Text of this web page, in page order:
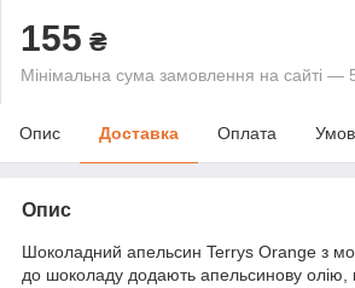
155 ₴
Мінімальна сума замовлення на сайті —
Опис Доставка Оплата
Опис
Шоколадний апельсин Terrys Orange з
до шоколаду додають апельсинову